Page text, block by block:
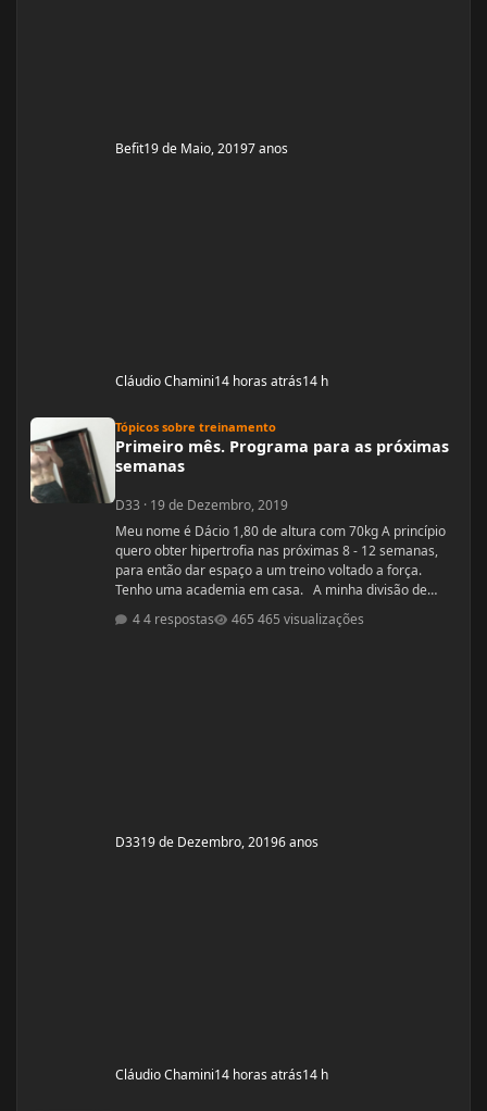
Befit19 de Maio, 20197 anos
Cláudio Chamini14 horas atrás14 h
Tópicos sobre treinamento
Primeiro mês. Programa para as próximas
semanas
D33 · 19 de Dezembro, 2019
Meu nome é Dácio 1,80 de altura com 70kg A princípio
quero obter hipertrofia nas próximas 8 - 12 semanas,
para então dar espaço a um treino voltado a força.
Tenho uma academia em casa. A minha divisão de
RDL: 3x8 - 37,5kg Panturilha com uma perna 3x20 - 8kg
4 respostas 465 visualizações
D3319 de Dezembro, 20196 anos
Cláudio Chamini14 horas atrás14 h